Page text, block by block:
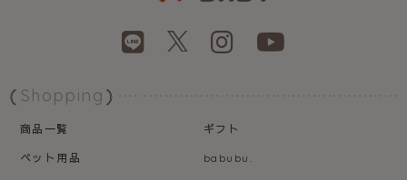
Shopping
商品一覧
ギフト
ペット用品
babubu.